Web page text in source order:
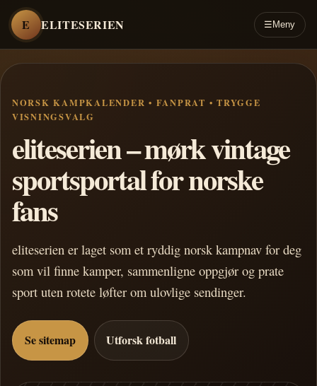
E ELITESERIEN ☰ Meny
NORSK KAMPKALENDER • FANPRAT • TRYGGE
VISNINGSVALG
eliteserien – mørk vintage
sportsportal for norske
fans
eliteserien er laget som et ryddig norsk kampnav for deg
som vil finne kamper, sammenligne oppgjør og prate
sport uten rotete løfter om ulovlige sendinger.
Se sitemap Utforsk fotball